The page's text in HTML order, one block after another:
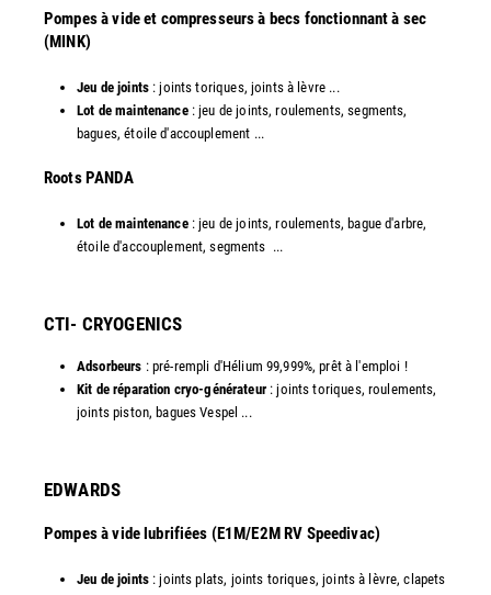
Pompes à vide et compresseurs à becs fonctionnant à sec
(MINK)
Jeu de joints: joints toriques, joints à lèvre ...
Lot de maintenance: jeu de joints, roulements, segments,
bagues, étoile d'accouplement ...
​Roots PANDA
Lot de maintenance: jeu de joints, roulements, bague d'arbre,
étoile d'accouplement, segments ...​
CTI- CRYOGENICS
Adsorbeurs : pré-rempli d'Hélium 99,999%, prêt à l'emploi !
Kit de réparation cryo-générateur: joints toriques, roulements,
joints piston, bagues Vespel ... ​
EDWARDS
Pompes à vide lubrifiées (E1M/E2M RV Speedivac)
Jeu de joints: joints plats, joints toriques, joints à lèvre, clapets